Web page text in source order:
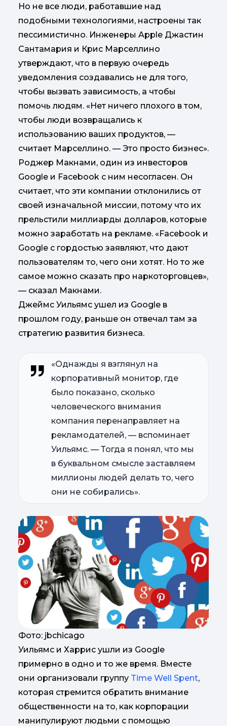
Но не все люди, работавшие над
подобными технологиями, настроены так
пессимистично. Инженеры Apple Джастин
Сантамария и Крис Марселлино
утверждают, что в первую очередь
уведомления создавались не для того,
чтобы вызвать зависимость, а чтобы
помочь людям. «Нет ничего плохого в том,
чтобы люди возвращались к
использованию ваших продуктов, —
считает Марселлино. — Это просто бизнес».
Роджер Макнами, один из инвесторов
Google и Facebook с ним несогласен. Он
считает, что эти компании отклонились от
своей изначальной миссии, потому что их
прельстили миллиарды долларов, которые
можно заработать на рекламе. «Facebook и
Google с гордостью заявляют, что дают
пользователям то, чего они хотят. Но то же
самое можно сказать про наркоторговцев»,
— сказал Макнами.
Джеймс Уильямс ушел из Google в
прошлом году, раньше он отвечал там за
стратегию развития бизнеса.
«Однажды я взглянул на
корпоративный монитор, где
было показано, сколько
человеческого внимания
компания перенаправляет на
рекламодателей, — вспоминает
Уильямс. — Тогда я понял, что мы
в буквальном смысле заставляем
миллионы людей делать то, чего
они не собирались».
Фото: jbchicago
Уильямс и Харрис ушли из Google
примерно в одно и то же время. Вместе
они организовали группу Time Well Spent,
которая стремится обратить внимание
общественности на то, как корпорации
манипулируют людьми с помощью